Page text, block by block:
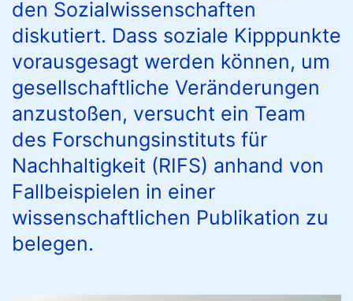
den Sozialwissenschaften
diskutiert. Dass soziale Kipppunkte
vorausgesagt werden können, um
gesellschaftliche Veränderungen
anzustoßen, versucht ein Team
des Forschungsinstituts für
Nachhaltigkeit (RIFS) anhand von
Fallbeispielen in einer
wissenschaftlichen Publikation zu
belegen.